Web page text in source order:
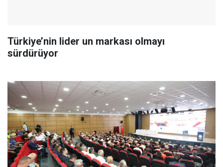
Türkiye’nin lider un markası olmayı
sürdürüyor